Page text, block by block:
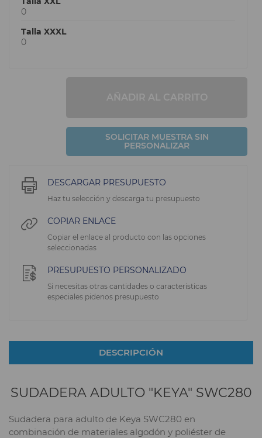
0
Talla XXXL
0
AÑADIR AL CARRITO
SOLICITAR MUESTRA SIN
PERSONALIZAR
DESCARGAR PRESUPUESTO
Haz tu selección y descarga tu presupuesto
COPIAR ENLACE
Copiar el enlace al producto con las opciones
seleccionadas
PRESUPUESTO PERSONALIZADO
Si necesitas otras cantidades o caracteristicas
especiales pidenos presupuesto
DESCRIPCIÓN
SUDADERA ADULTO "KEYA" SWC280
Sudadera para adulto de Keya SWC280 en
combinación de materiales algodón y poliéster de